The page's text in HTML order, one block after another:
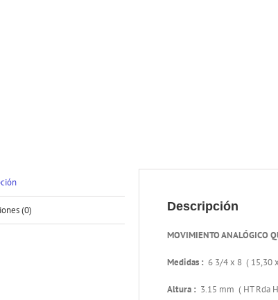
(0) Descripción
MOVIMIENTO ANALÓGICO
Medidas : 6 3/4 x 8 ( 15,30
Altura : 3.15 mm ( HT Rda